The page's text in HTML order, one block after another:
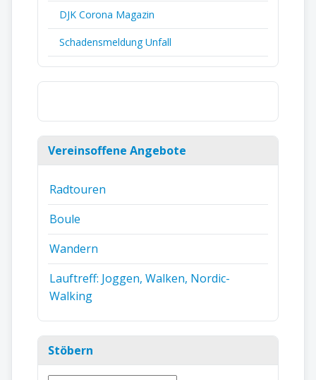
DJK Corona Magazin
Schadensmeldung Unfall
Vereinsoffene Angebote
Radtouren
Boule
Wandern
Lauftreff: Joggen, Walken, Nordic-
Walking
Stöbern